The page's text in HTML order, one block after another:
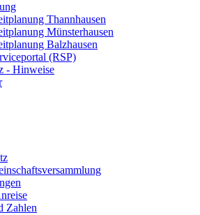
Thannhausen
Münsterhausen
Balzhausen
(RSP)
- Hinweise
Zahlen